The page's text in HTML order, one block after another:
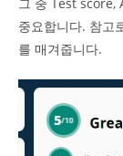
중요합니다. 참고
를 매겨줍니다.